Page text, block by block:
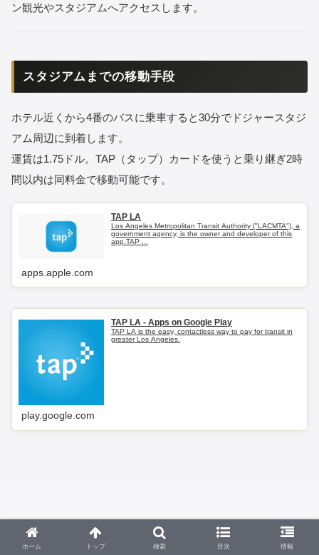
ン観光やスタジアムへアクセスします。
スタジアムまでの移動手段
ホテル近くから4番のバスに乗車すると30分でドジャースタジ
アム周辺に到着します。
運賃は1.75ドル。TAP（タップ）カードを使うと乗り継ぎ2時
間以内は同料金で移動可能です。
‎TAP LA
‎Los Angeles Metropolitan Transit Authority ("LACMTA"), a
government agency, is the owner and developer of this
app.TAP ...
apps.apple.com
TAP LA - Apps on Google Play
TAP LA is the easy, contactless way to pay for transit in
greater Los Angeles.
play.google.com
ホーム トップ 検索 目次 情報